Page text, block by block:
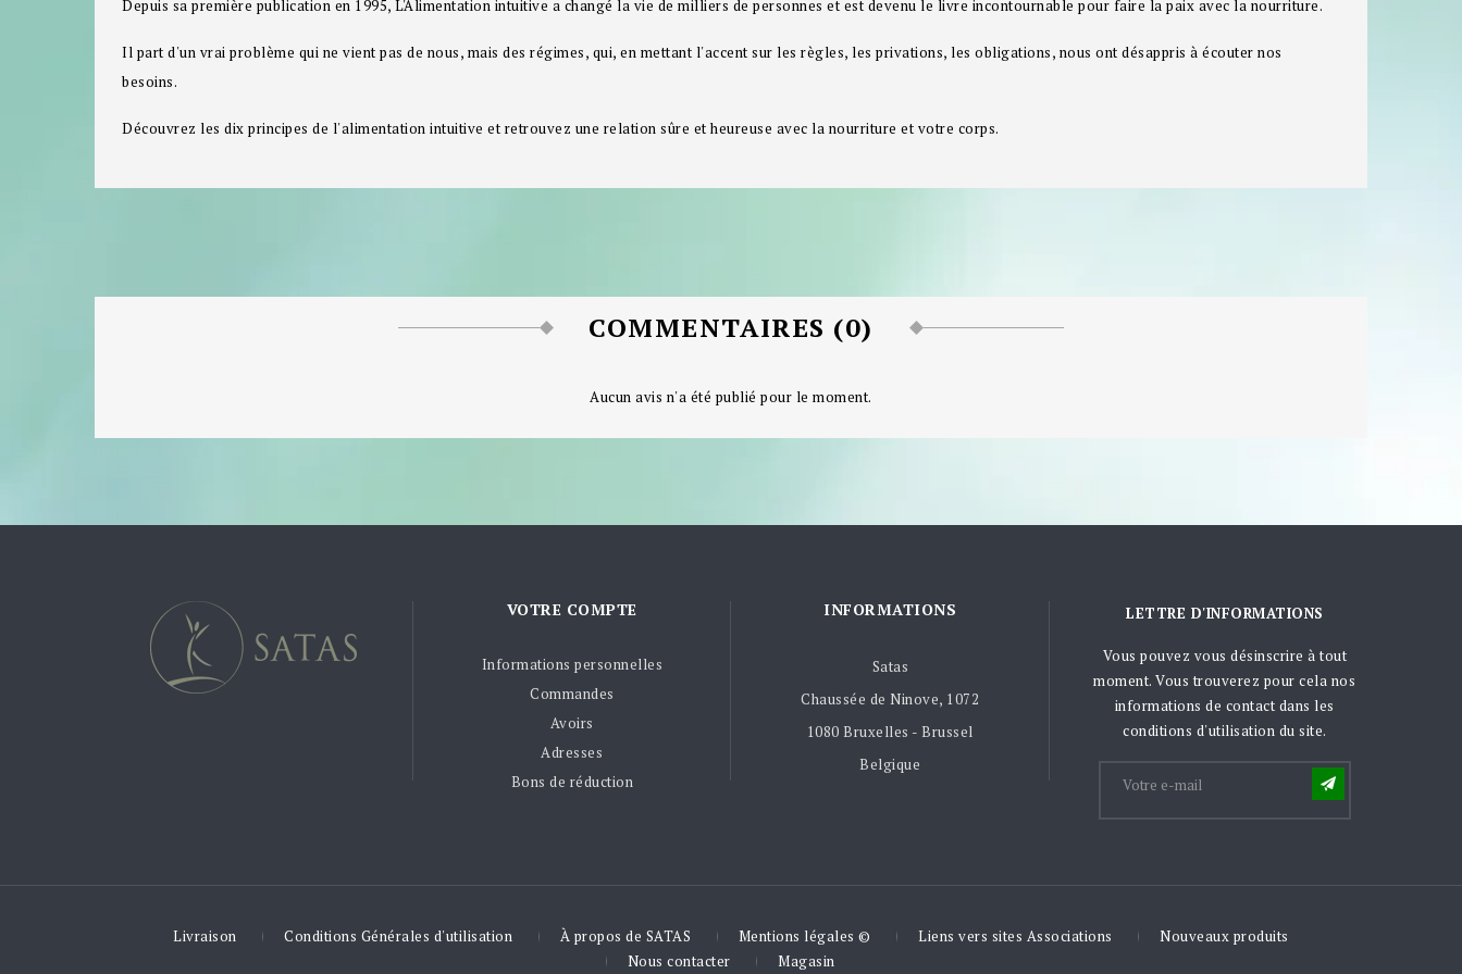
Depuis sa première publication en 1995, L'Alimentation intuitive a changé la vie de milliers de personnes et est devenu le livre incontournable pour faire la paix avec la nourriture.
Il part d'un vrai problème qui ne vient pas de nous, mais des régimes, qui, en mettant l'accent sur les règles, les privations, les obligations, nous ont désappris à écouter nos
besoins.
Découvrez les dix principes de l'alimentation intuitive et retrouvez une relation sûre et heureuse avec la nourriture et votre corps.
COMMENTAIRES (0)
Aucun avis n'a été publié pour le moment.
VOTRE COMPTE
Informations personnelles
Commandes
Avoirs
Adresses
Bons de réduction
INFORMATIONS
Satas
Chaussée de Ninove, 1072
1080 Bruxelles - Brussel
Belgique
LETTRE D'INFORMATIONS
Vous pouvez vous désinscrire à tout
moment. Vous trouverez pour cela nos
informations de contact dans les
conditions d'utilisation du site.
Livraison Conditions Générales d'utilisation À propos de SATAS Mentions légales © Liens vers sites Associations
Nouveaux produits
Nous contacter
Magasin